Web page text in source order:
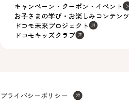
キャンペーン・クーポン・イベント
お子さまの学び・お楽しみコンテンツ
ドコモ未来プロジェクト
ドコモキッズクラブ
プライバシーポリシー